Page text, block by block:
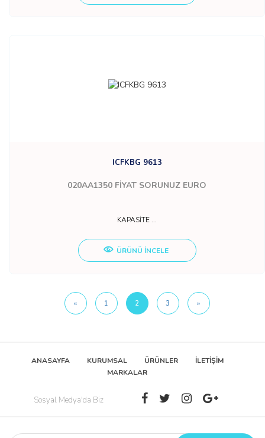
ICFKBG 9613
020AA1350 FİYAT SORUNUZ EURO
KAPASİTE ...
ÜRÜNÜ İNCELE
« 1 2 3 »
ANASAYFA KURUMSAL ÜRÜNLER
İLETİŞİM
MARKALAR
Sosyal Medya'da Biz